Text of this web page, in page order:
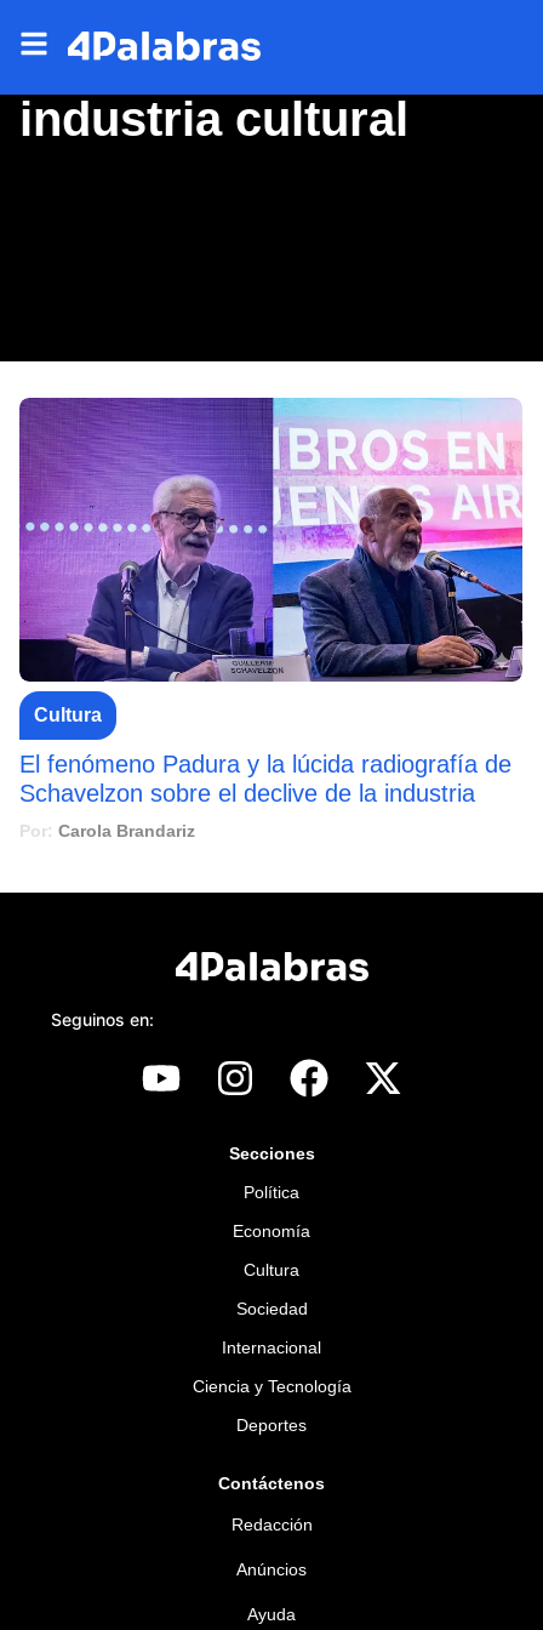
industria cultural
Cultura
El fenómeno Padura y la lúcida radiografía de
Schavelzon sobre el declive de la industria
Por: Carola Brandariz
Seguinos en:
Secciones
Política
Economía
Cultura
Sociedad
Internacional
Ciencia y Tecnología
Deportes
Contáctenos
Redacción
Anúncios
Ayuda